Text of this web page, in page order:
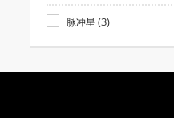
脉冲星 (3)